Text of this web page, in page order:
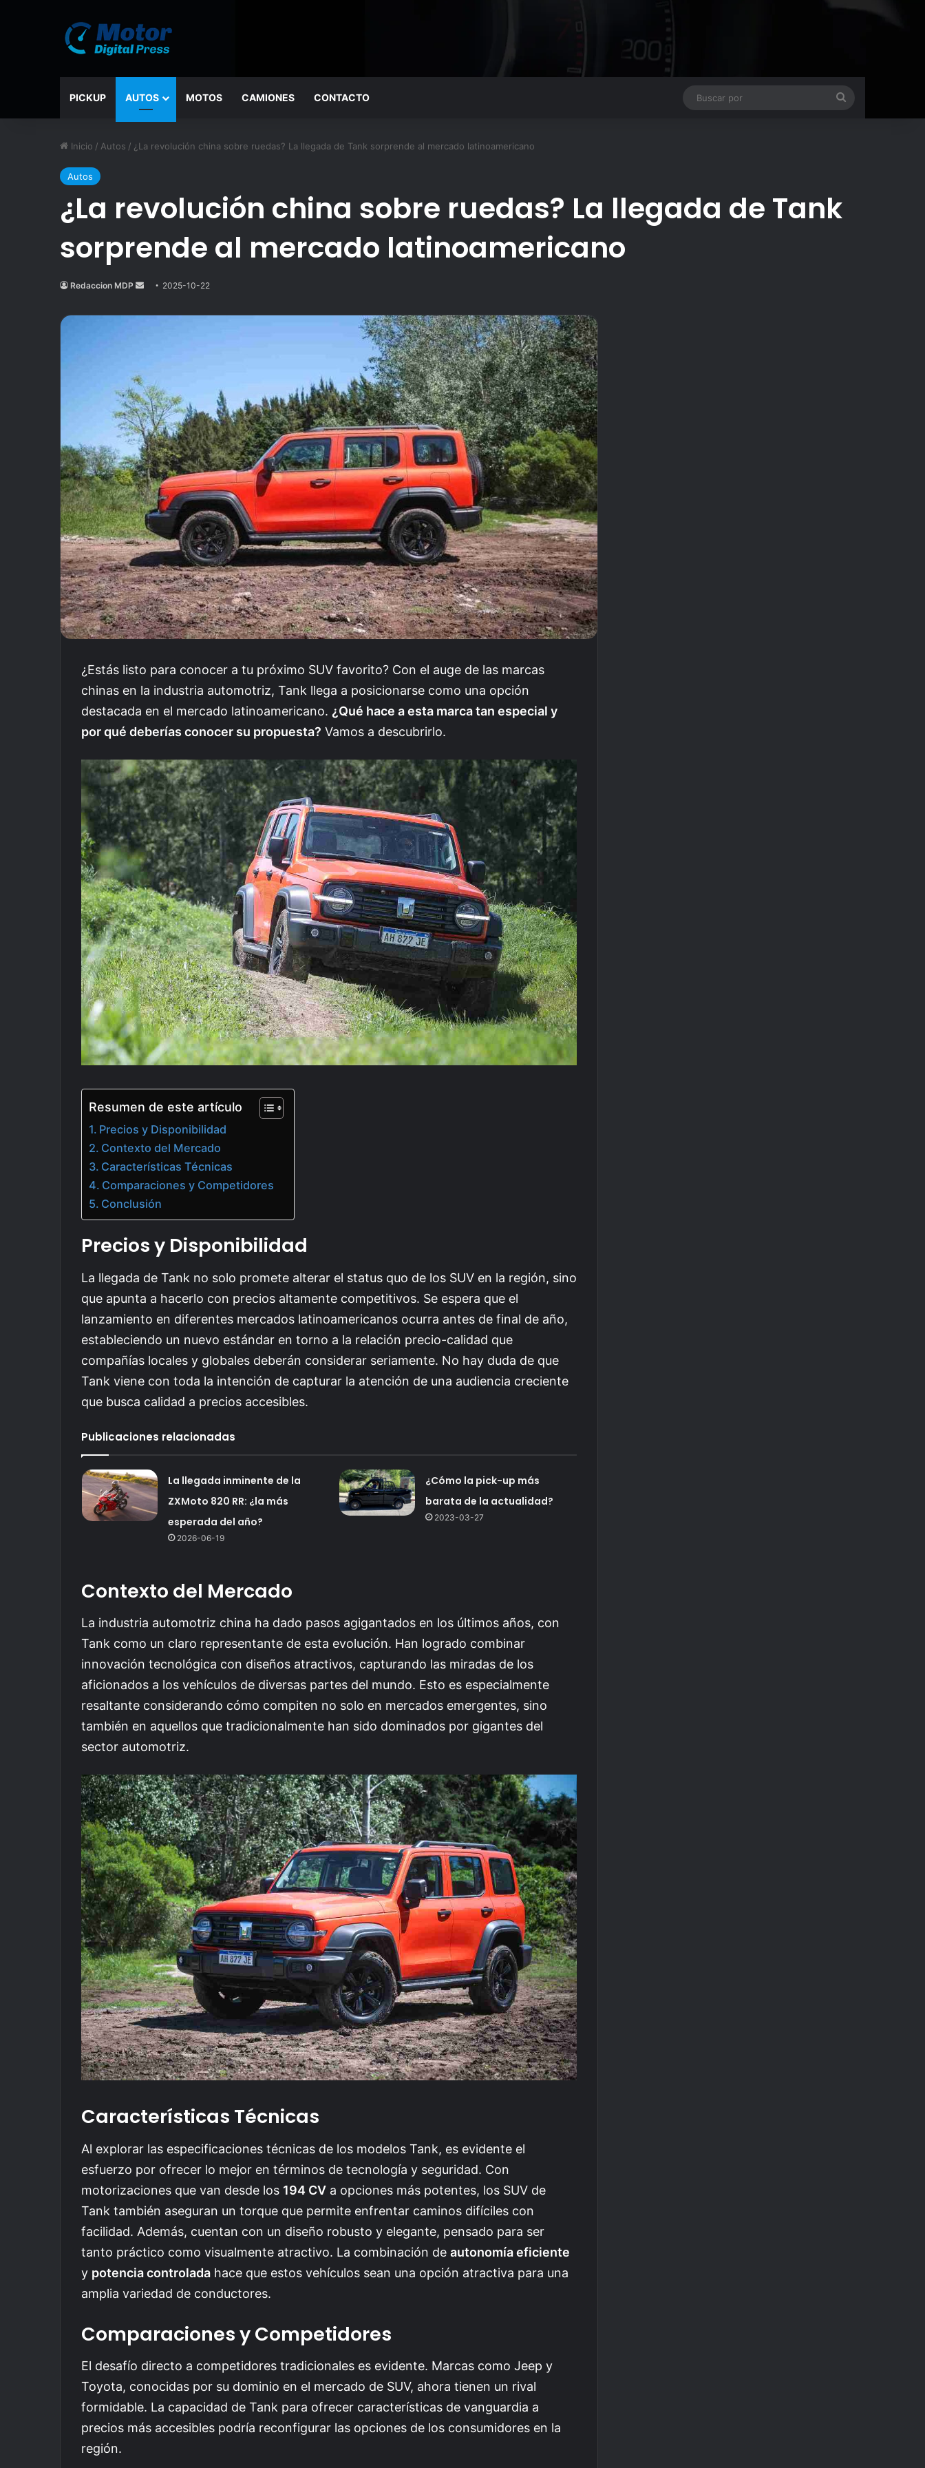
PICKUP AUTOS MOTOS CAMIONES CONTACTO
Inicio / Autos / ¿La revolución china sobre ruedas? La llegada de Tank sorprende al mercado latinoamericano
Autos
¿La revolución china sobre ruedas? La llegada de Tank
sorprende al mercado latinoamericano
Redaccion MDP
Send
email
2025-10-22
¿Estás listo para conocer a tu próximo SUV favorito? Con el auge de las marcas
chinas en la industria automotriz, Tank llega a posicionarse como una opción
destacada en el mercado latinoamericano. ¿Qué hace a esta marca tan especial y
por qué deberías conocer su propuesta? Vamos a descubrirlo.
Resumen de este artículo
Precios y Disponibilidad
Contexto del Mercado
Características Técnicas
Comparaciones y Competidores
Conclusión
Precios y Disponibilidad
La llegada de Tank no solo promete alterar el status quo de los SUV en la región, sino
que apunta a hacerlo con precios altamente competitivos. Se espera que el
lanzamiento en diferentes mercados latinoamericanos ocurra antes de final de año,
estableciendo un nuevo estándar en torno a la relación precio-calidad que
compañías locales y globales deberán considerar seriamente. No hay duda de que
Tank viene con toda la intención de capturar la atención de una audiencia creciente
que busca calidad a precios accesibles.
Publicaciones relacionadas
La llegada inminente de la
ZXMoto 820 RR: ¿la más
esperada del año?
2026-06-19
¿Cómo la pick-up más
barata de la actualidad?
2023-03-27
Contexto del Mercado
La industria automotriz china ha dado pasos agigantados en los últimos años, con
Tank como un claro representante de esta evolución. Han logrado combinar
innovación tecnológica con diseños atractivos, capturando las miradas de los
aficionados a los vehículos de diversas partes del mundo. Esto es especialmente
resaltante considerando cómo compiten no solo en mercados emergentes, sino
también en aquellos que tradicionalmente han sido dominados por gigantes del
sector automotriz.
Características Técnicas
Al explorar las especificaciones técnicas de los modelos Tank, es evidente el
esfuerzo por ofrecer lo mejor en términos de tecnología y seguridad. Con
motorizaciones que van desde los 194 CV a opciones más potentes, los SUV de
Tank también aseguran un torque que permite enfrentar caminos difíciles con
facilidad. Además, cuentan con un diseño robusto y elegante, pensado para ser
tanto práctico como visualmente atractivo. La combinación de autonomía eficiente
y potencia controlada hace que estos vehículos sean una opción atractiva para una
amplia variedad de conductores.
Comparaciones y Competidores
El desafío directo a competidores tradicionales es evidente. Marcas como Jeep y
Toyota, conocidas por su dominio en el mercado de SUV, ahora tienen un rival
formidable. La capacidad de Tank para ofrecer características de vanguardia a
precios más accesibles podría reconfigurar las opciones de los consumidores en la
región.